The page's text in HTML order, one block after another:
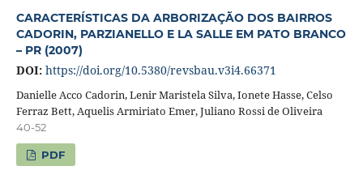
CARACTERÍSTICAS DA ARBORIZAÇÃO DOS BAIRROS
CADORIN, PARZIANELLO E LA SALLE EM PATO BRANCO
– PR (2007)
DOI: https://doi.org/10.5380/revsbau.v3i4.66371
Danielle Acco Cadorin, Lenir Maristela Silva, Ionete Hasse, Celso
Ferraz Bett, Aquelis Armiriato Emer, Juliano Rossi de Oliveira
40-52
PDF